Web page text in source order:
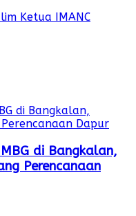
Ketua IMANC
di Bangkalan,
Perencanaan